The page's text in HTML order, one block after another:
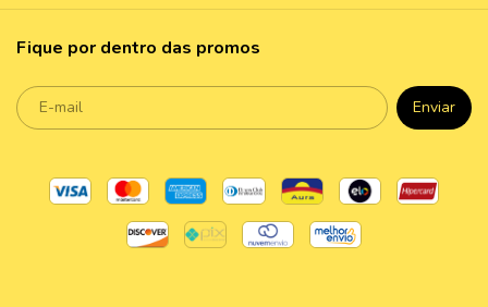
Fique por dentro das promos